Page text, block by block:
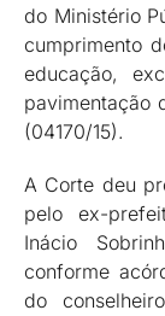
do Ministério
cumprimento
educação,
pavimentação
(04170/15).
A Corte deu
pelo ex-
Inácio
conforme
do